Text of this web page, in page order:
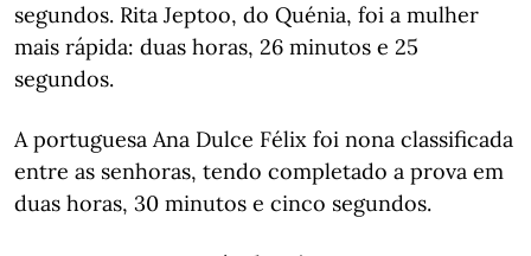
segundos. Rita Jeptoo, do Quénia, foi a mulher
mais rápida: duas horas, 26 minutos e 25
segundos.
A portuguesa Ana Dulce Félix foi nona classificada
entre as senhoras, tendo completado a prova em
duas horas, 30 minutos e cinco segundos.